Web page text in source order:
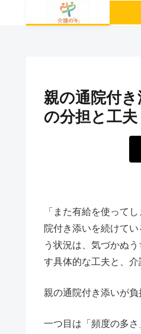
親の通院付
の分担と工夫
「また有給を使って
院付き添いを続けて
う状況は、気づかぬ
す具体的な工夫と、介
親の通院付き添いが負
一つ目は「頻度の多